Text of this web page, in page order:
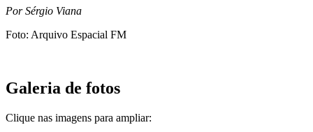
Por Sérgio Viana
Foto: Arquivo Espacial FM
Galeria de fotos
Clique nas imagens para ampliar: